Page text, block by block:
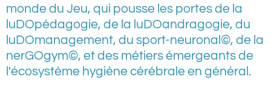
monde du Jeu, qui pousse les portes de la
luDOpédagogie, de la luDOandragogie, du
luDOmanagement, du sport-neuronal©, de la
nerGOgym©, et des métiers émergeants de
l'écosystème hygiène cérébrale en général.